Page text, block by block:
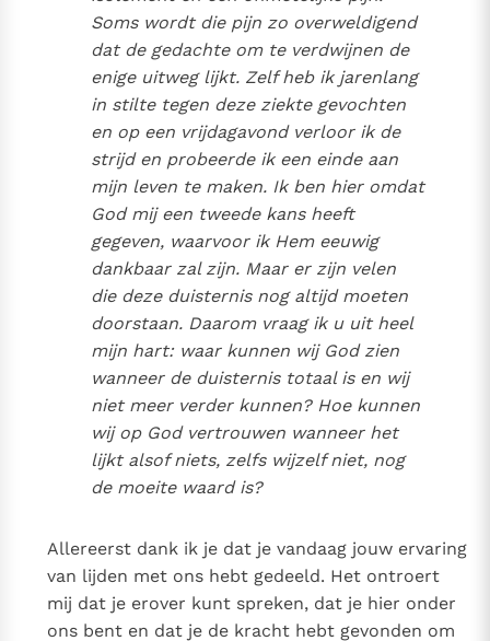
Soms wordt die pijn zo overweldigend
dat de gedachte om te verdwijnen de
enige uitweg lijkt. Zelf heb ik jarenlang
in stilte tegen deze ziekte gevochten
en op een vrijdagavond verloor ik de
strijd en probeerde ik een einde aan
mijn leven te maken. Ik ben hier omdat
God mij een tweede kans heeft
gegeven, waarvoor ik Hem eeuwig
dankbaar zal zijn. Maar er zijn velen
die deze duisternis nog altijd moeten
doorstaan. Daarom vraag ik u uit heel
mijn hart: waar kunnen wij God zien
wanneer de duisternis totaal is en wij
niet meer verder kunnen? Hoe kunnen
wij op God vertrouwen wanneer het
lijkt alsof niets, zelfs wijzelf niet, nog
de moeite waard is?
Allereerst dank ik je dat je vandaag jouw ervaring
van lijden met ons hebt gedeeld. Het ontroert
mij dat je erover kunt spreken, dat je hier onder
ons bent en dat je de kracht hebt gevonden om